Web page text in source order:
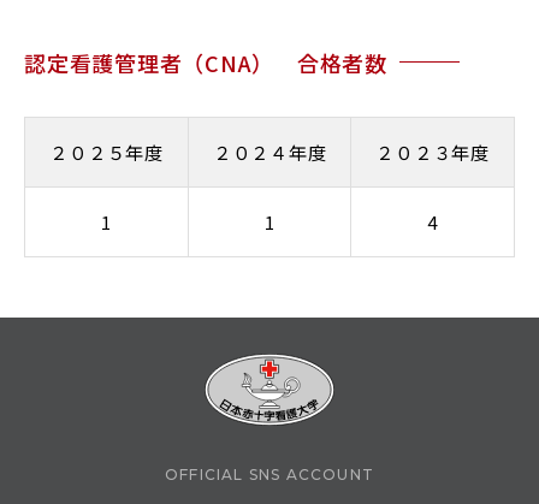
認定看護管理者（CNA） 合格者数
２０２５年度 ２０２４年度 ２０２３年度
1 1 4
OFFICIAL SNS ACCOUNT